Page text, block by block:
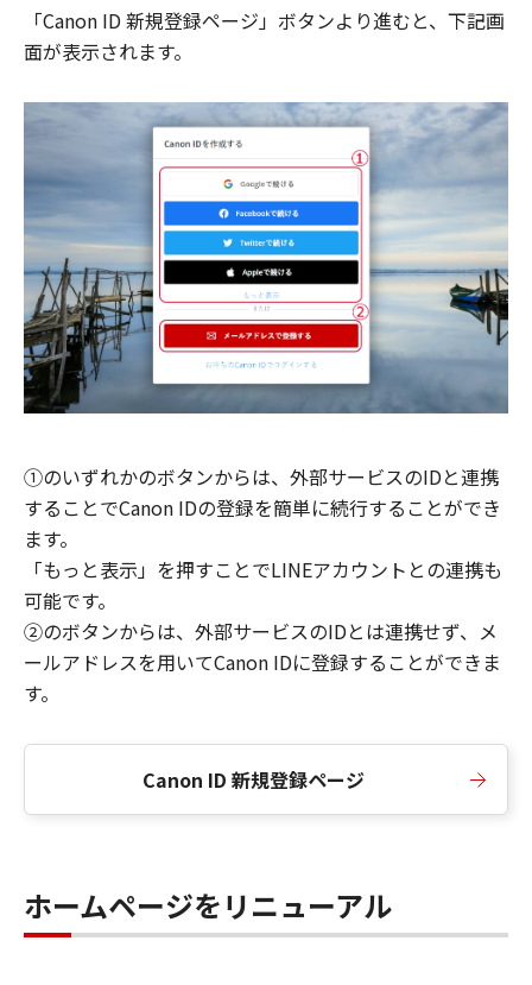
「Canon ID 新規登録ページ」ボタンより進むと、下記画
面が表示されます。
①のいずれかのボタンからは、外部サービスのIDと連携
することでCanon IDの登録を簡単に続行することができ
ます。
「もっと表示」を押すことでLINEアカウントとの連携も
可能です。
②のボタンからは、外部サービスのIDとは連携せず、メ
ールアドレスを用いてCanon IDに登録することができま
す。
Canon ID 新規登録ページ
ホームページをリニューアル